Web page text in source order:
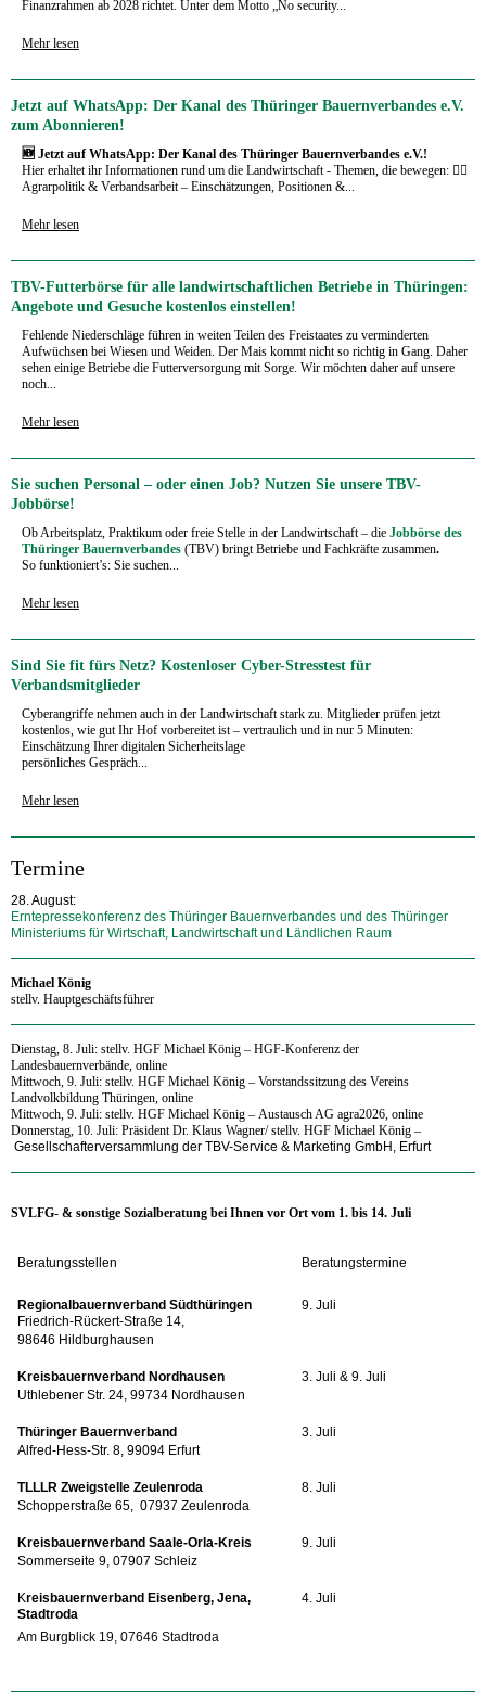
Finanzrahmen ab 2028 richtet. Unter dem Motto „No security...
Mehr lesen
Jetzt auf WhatsApp: Der Kanal des Thüringer Bauernverbandes e.V.
zum Abonnieren!
🆕 Jetzt auf WhatsApp: Der Kanal des Thüringer Bauernverbandes e.V.!
Hier erhaltet ihr Informationen rund um die Landwirtschaft - Themen, die bewegen: 🧑‍⚖️
Agrarpolitik & Verbandsarbeit – Einschätzungen, Positionen &...
Mehr lesen
TBV-Futterbörse für alle landwirtschaftlichen Betriebe in Thüringen:
Angebote und Gesuche kostenlos einstellen!
Fehlende Niederschläge führen in weiten Teilen des Freistaates zu verminderten
Aufwüchsen bei Wiesen und Weiden. Der Mais kommt nicht so richtig in Gang. Daher
sehen einige Betriebe die Futterversorgung mit Sorge. Wir möchten daher auf unsere
noch...
Mehr lesen
Sie suchen Personal – oder einen Job? Nutzen Sie unsere TBV-
Jobbörse!
Ob Arbeitsplatz, Praktikum oder freie Stelle in der Landwirtschaft – die Jobbörse des
Thüringer Bauernverbandes (TBV) bringt Betriebe und Fachkräfte zusammen.
So funktioniert’s: Sie suchen...
Mehr lesen
Sind Sie fit fürs Netz? Kostenloser Cyber-Stresstest für
Verbandsmitglieder
Cyberangriffe nehmen auch in der Landwirtschaft stark zu. Mitglieder prüfen jetzt
kostenlos, wie gut Ihr Hof vorbereitet ist – vertraulich und in nur 5 Minuten:
Einschätzung Ihrer digitalen Sicherheitslage
persönliches Gespräch...
Mehr lesen
Termine
28. August:
Erntepressekonferenz des Thüringer Bauernverbandes und des Thüringer
Ministeriums für Wirtschaft, Landwirtschaft und Ländlichen Raum
Michael König
stellv. Hauptgeschäftsführer
Dienstag, 8. Juli: stellv. HGF Michael König – HGF-Konferenz der
Landesbauernverbände, online
Mittwoch, 9. Juli: stellv. HGF Michael König – Vorstandssitzung des Vereins
Landvolkbildung Thüringen, online
Mittwoch, 9. Juli: stellv. HGF Michael König – Austausch AG agra2026, online
Donnerstag, 10. Juli: Präsident Dr. Klaus Wagner/ stellv. HGF Michael König –
Gesellschafterversammlung der TBV-Service & Marketing GmbH, Erfurt
SVLFG- & sonstige Sozialberatung bei Ihnen vor Ort vom 1. bis 14. Juli
Beratungsstellen Beratungstermine
Regionalbauernverband Südthüringen
Friedrich-Rückert-Straße 14,
9. Juli
98646 Hildburghausen
Kreisbauernverband Nordhausen
3. Juli & 9. Juli
Uthlebener Str. 24, 99734 Nordhausen
Thüringer Bauernverband
3. Juli
Alfred-Hess-Str. 8, 99094 Erfurt
TLLLR Zweigstelle Zeulenroda
8. Juli
Schopperstraße 65, 07937 Zeulenroda
Kreisbauernverband Saale-Orla-Kreis
9. Juli
Sommerseite 9, 07907 Schleiz
Kreisbauernverband Eisenberg, Jena,
Stadtroda
4. Juli
Am Burgblick 19, 07646 Stadtroda